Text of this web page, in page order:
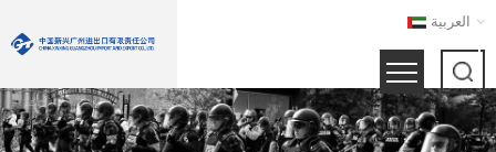
العربية